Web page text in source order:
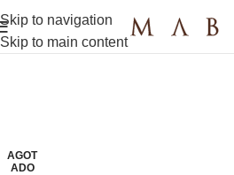
Skip to navigation
Skip to main content
AGOT
ADO